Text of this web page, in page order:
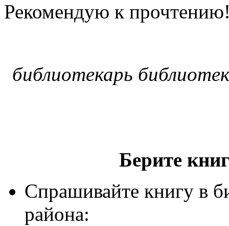
Рекомендую к
библиотекарь
Берите
Спрашивайте книгу в
района: